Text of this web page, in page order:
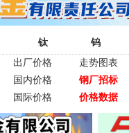
钛 钨
出厂价格
走势图表
国内价格
钢厂招标
国际价格
价格数据